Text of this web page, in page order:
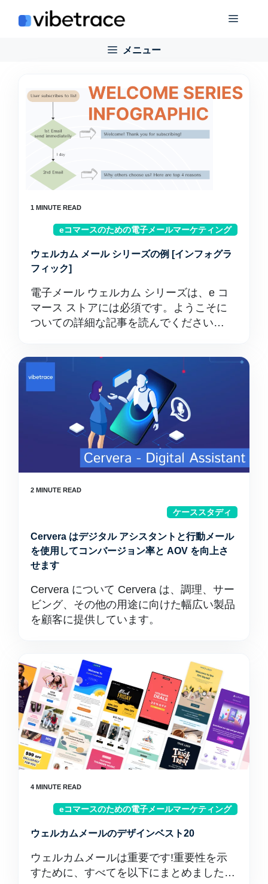
メ
ュ
メニュー
eコマースのための電子メールマーケティング
ウェルカム メール シリーズの例 [インフォグラ
フィック]
電子メール ウェルカム シリーズは、e コ
マース ストアには必須です。ようこそに
ついての詳細な記事を読んでください…
ケーススタディ
Cervera はデジタル アシスタントと行動メール
を使用してコンバージョン率と AOV を向上さ
せます
Cervera について Cervera は、調理、サー
ビング、その他の用途に向けた幅広い製品
を顧客に提供しています。
eコマースのための電子メールマーケティング
ウェルカムメールのデザインベスト20
ウェルカムメールは重要です!重要性を示
すために、すべてを以下にまとめました…